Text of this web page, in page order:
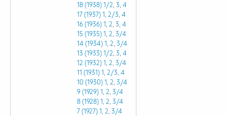
18 (1938)1/2, 3, 4
17 (1937)1, 2/3, 4
16 (1936)1, 2, 3, 4
15 (1935)1, 2, 3/4
14 (1934)1, 2, 3/4
13 (1933)1/2, 3, 4
12 (1932)1, 2, 3/4
11 (1931)1, 2/3, 4
10 (1930)1, 2, 3/4
9 (1929)1, 2, 3/4
8 (1928)1, 2, 3/4
7 (1927)1, 2, 3/4